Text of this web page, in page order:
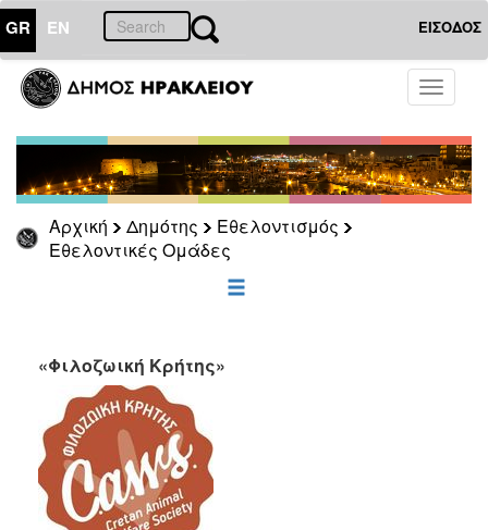
GR EN ΕΙΣΟΔΟΣ
Toggle
Αρχική Δημότης
Εθελοντισμός
Εθελοντικές Ομάδες
ΔΗΜΟΤΗΣ
ΕΠΙΚΑΙΡΟΤΗΤΑ
ΕΠΙΣΚΕΠΤΗΣ
«Φιλοζωική Κρήτης»